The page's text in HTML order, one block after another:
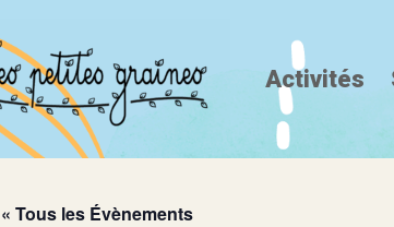
Activités
« Tous les Évènements